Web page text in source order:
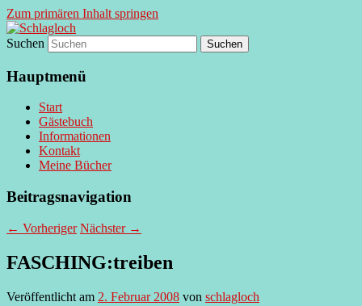
Zum primären Inhalt springen
Schlagloch
supersberger taggedanken
Suchen
Hauptmenü
Start
Gästebuch
Informationen
Kontakt
Meine Bücher
Beitragsnavigation
← Vorheriger Nächster →
FASCHING:treiben
Veröffentlicht am 2. Februar 2008 von schlagloch